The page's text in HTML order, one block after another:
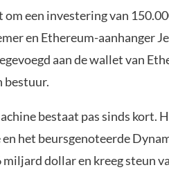
om een investering van
en Ethereum-aanhanger
aan de wallet van
bestuur.
bestaat pas sinds kort.
en het beursgenoteerde
miljard dollar en kreeg steun